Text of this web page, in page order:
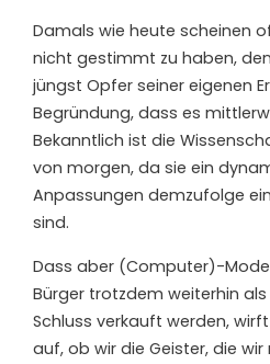
Damals wie heute scheinen
nicht gestimmt zu haben,
jüngst Opfer seiner eigenen
Begründung, dass es
Bekanntlich ist die
von morgen, da sie ein
Anpassungen demzufolge
sind.
Dass aber (Computer)-
Bürger trotzdem weiterhin
Schluss verkauft werden,
auf, ob wir die Geister, die